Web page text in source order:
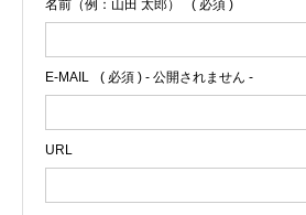
名前（例：山田 太郎） ( 必須 )
E-MAIL ( 必須 ) - 公開されません -
URL